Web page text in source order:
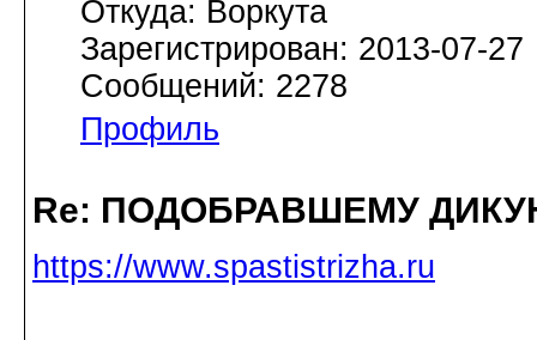
Откуда: Воркута
Зарегистрирован: 2013-07-27
Сообщений: 2278
Профиль
Re: ПОДОБРАВШЕМУ
https://www.spastistrizha.ru